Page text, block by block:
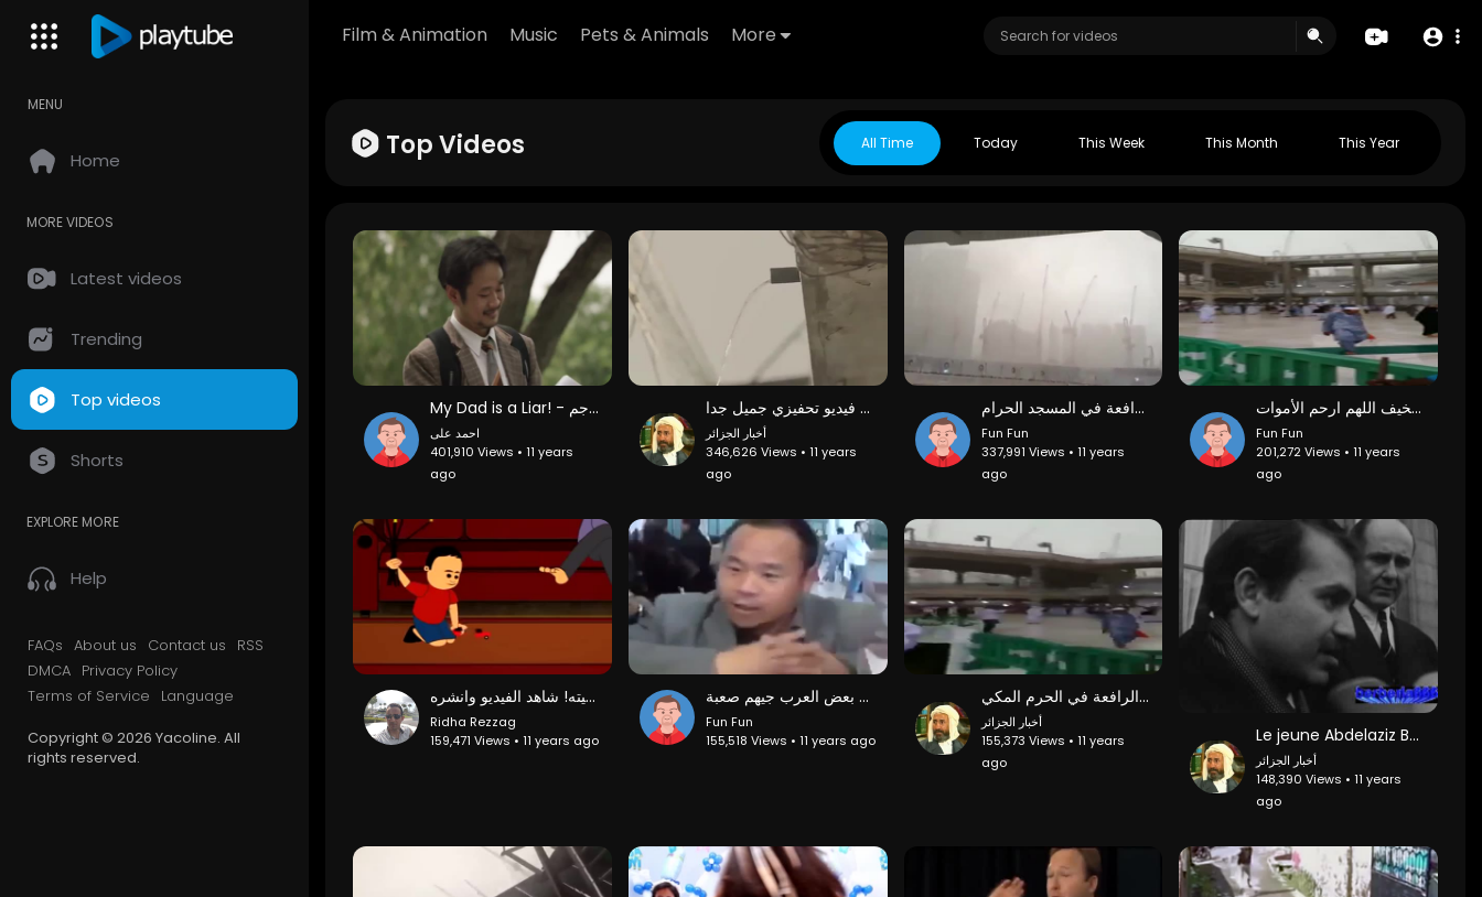
Film & Animation Music Pets & Animals More
MENU
Home
MORE VIDEOS
Latest videos
Trending
Top videos
Shorts
EXPLORE MORE
Help
FAQs About us Contact us
RSS
DMCA Privacy Policy
Terms of Service
Language
Copyright © 2026 Yacoline. All
rights reserved.
Top Videos All Time Today This Week This Month This Year
My Dad is a Liar! - أبى يكذب - فيلم قصير رائع مترجم
احمد على
401,910 Views • 11 years
ago
فعل الخير فيديو تحفيزي جميل جدا
أخبار الجزائر
346,626 Views • 11 years
ago
تصوير جديد و واضح لحظة ضرب الصاعقة و سقوط الرافعة في المسجد الحرام
Fun Fun
337,991 Views • 11 years
ago
لحظة سقوط الرافعة في الحرم شيء مخيف اللهم ارحم الأموات
Fun Fun
201,272 Views • 11 years
ago
طريقة التكلم مع الطفل تؤثر على نفسيته! شاهد الفيديو وانشره
Ridha Rezzag
159,471 Views • 11 years ago
صينى يتكلم بطلاقة اللهجة الجزائرية و بعض العرب جيهم صعبة !!!!
Fun Fun
155,518 Views • 11 years ago
لحضة سقوط الرافعة في الحرم المكي
أخبار الجزائر
155,373 Views • 11 years
ago
Le jeune Abdelaziz Bouteflika reçu par de Gaulle pour une mission top secret (1964)
أخبار الجزائر
148,390 Views • 11 years
ago